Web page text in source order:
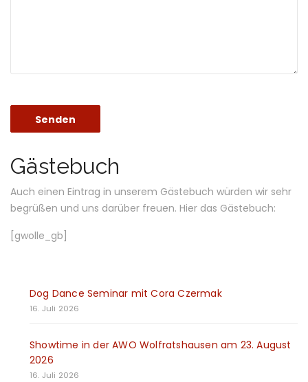
Gästebuch
Auch einen Eintrag in unserem Gästebuch würden wir sehr
begrüßen und uns darüber freuen. Hier das Gästebuch:
[gwolle_gb]
Dog Dance Seminar mit Cora Czermak
16. Juli 2026
Showtime in der AWO Wolfratshausen am 23. August
2026
16. Juli 2026